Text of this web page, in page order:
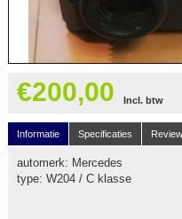
€200,00 Incl. btw
Informatie Specificaties
automerk: Mercedes
type: W204 / C klasse